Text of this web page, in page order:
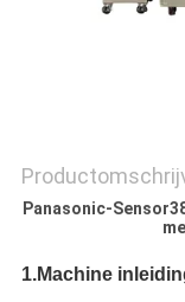
Panasonic-
1.Machine